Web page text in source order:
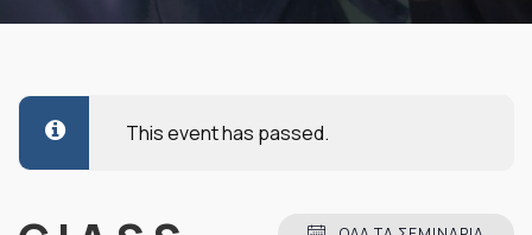
This event has passed.